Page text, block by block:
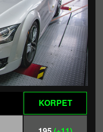
KORPET